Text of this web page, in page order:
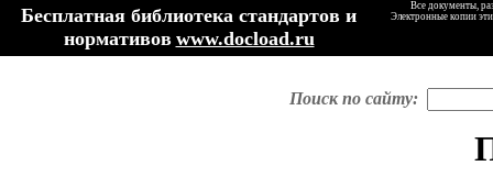
Бесплатная библиотека стандартов и
нормативов www.docload.ru
Все документы,
Электронные копии
Поиск по сайту: